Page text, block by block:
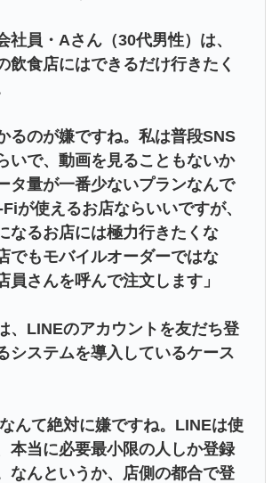
員・Aさん（30代男性）は、
飲食店にはできるだけ行きたく
るのが嫌ですね。私は普段SNS
いで、動画を見ることもないか
タ量が一番少ないプランなんで
が使えるお店ならいいですが、
なるお店には極力行きたくな
でもモバイルオーダーではな
員さんを呼んで注文します」
、LINEのアカウントを友だち登
システムを導入しているケース
んて絶対に嫌ですね。LINEは使
本当に必要最小限の人しか登録
なんというか、店側の都合で登